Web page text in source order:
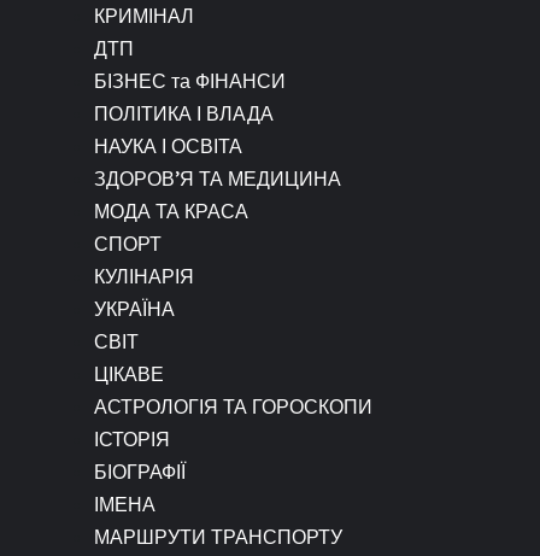
КРИМІНАЛ
ДТП
БІЗНЕС та ФІНАНСИ
ПОЛІТИКА І ВЛАДА
НАУКА І ОСВІТА
ЗДОРОВ’Я ТА МЕДИЦИНА
МОДА ТА КРАСА
СПОРТ
КУЛІНАРІЯ
УКРАЇНА
СВІТ
ЦІКАВЕ
АСТРОЛОГІЯ ТА ГОРОСКОПИ
ІСТОРІЯ
БІОГРАФІЇ
ІМЕНА
МАРШРУТИ ТРАНСПОРТУ